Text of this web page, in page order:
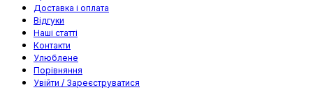
Доставка і оплата
Відгуки
Наші статті
Контакти
Улюблене
Порівняння
Увійти / Зареєструватися